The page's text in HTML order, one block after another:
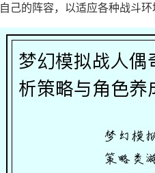
自己的阵容，以适应各种战斗环